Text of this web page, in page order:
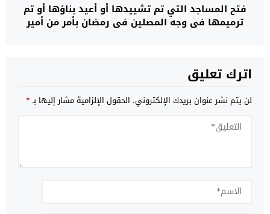
فتح المساجد التي تم تشييدها أو أعيد بناؤها أو تم
ترميمها في وجه المصلين في رمضان بأمر من أمير
اترك تعليق
لن يتم نشر عنوان بريدك الإلكتروني. الحقول الإلزامية مشار إليها بـ*